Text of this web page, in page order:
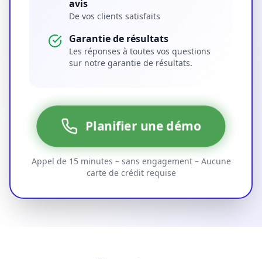
avis
De vos clients satisfaits
Garantie de résultats
Les réponses à toutes vos questions
sur notre garantie de résultats.
Planifier une démo
Appel de 15 minutes – sans engagement – Aucune
carte de crédit requise